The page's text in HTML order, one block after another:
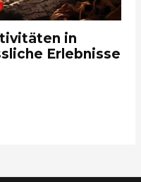
in
Erlebnisse